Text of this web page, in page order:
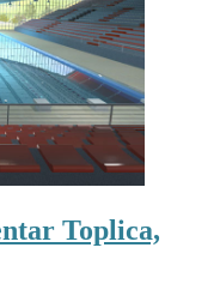
Toplica,